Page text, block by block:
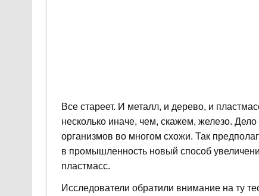
Все стареет. И металл, и дерево, и
несколько иначе, чем, скажем, железо.
организмов во многом схожи. Так
в промышленность новый способ
пластмасс.
Исследователи обратили внимание на ту